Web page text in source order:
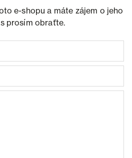
e-shopu a máte zájem o jeho
prosím obraťte.